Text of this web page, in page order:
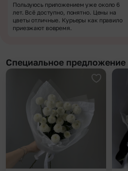
Пользуюсь приложением уже около 6
лет. Всё доступно, понятно. Цены на
цветы отличные. Курьеры как правило
приезжают вовремя.
Специальное предложение